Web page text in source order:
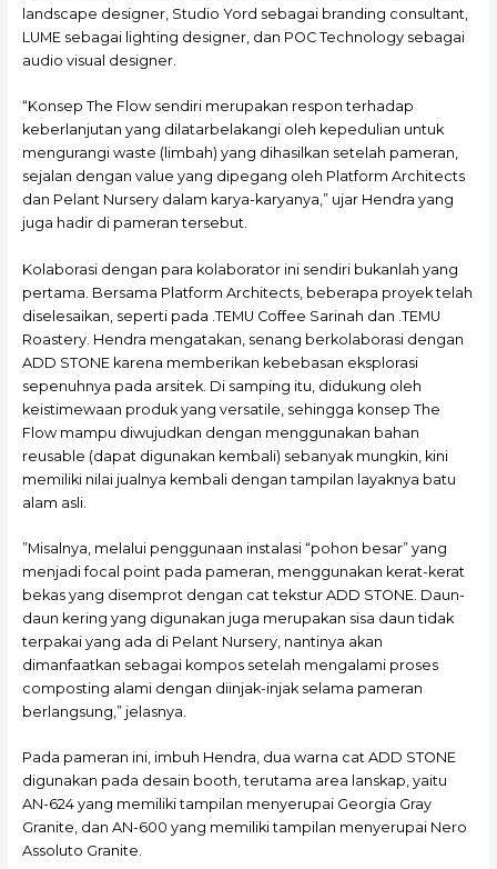
landscape designer, Studio Yord sebagai branding consultant,
LUME sebagai lighting designer, dan POC Technology sebagai
audio visual designer.
“Konsep The Flow sendiri merupakan respon terhadap
keberlanjutan yang dilatarbelakangi oleh kepedulian untuk
mengurangi waste (limbah) yang dihasilkan setelah pameran,
sejalan dengan value yang dipegang oleh Platform Architects
dan Pelant Nursery dalam karya-karyanya,” ujar Hendra yang
juga hadir di pameran tersebut.
Kolaborasi dengan para kolaborator ini sendiri bukanlah yang
pertama. Bersama Platform Architects, beberapa proyek telah
diselesaikan, seperti pada .TEMU Coffee Sarinah dan .TEMU
Roastery. Hendra mengatakan, senang berkolaborasi dengan
ADD STONE karena memberikan kebebasan eksplorasi
sepenuhnya pada arsitek. Di samping itu, didukung oleh
keistimewaan produk yang versatile, sehingga konsep The
Flow mampu diwujudkan dengan menggunakan bahan
reusable (dapat digunakan kembali) sebanyak mungkin, kini
memiliki nilai jualnya kembali dengan tampilan layaknya batu
alam asli.
”Misalnya, melalui penggunaan instalasi “pohon besar” yang
menjadi focal point pada pameran, menggunakan kerat-kerat
bekas yang disemprot dengan cat tekstur ADD STONE. Daun-
daun kering yang digunakan juga merupakan sisa daun tidak
terpakai yang ada di Pelant Nursery, nantinya akan
dimanfaatkan sebagai kompos setelah mengalami proses
composting alami dengan diinjak-injak selama pameran
berlangsung,” jelasnya.
Pada pameran ini, imbuh Hendra, dua warna cat ADD STONE
digunakan pada desain booth, terutama area lanskap, yaitu
AN-624 yang memiliki tampilan menyerupai Georgia Gray
Granite, dan AN-600 yang memiliki tampilan menyerupai Nero
Assoluto Granite.